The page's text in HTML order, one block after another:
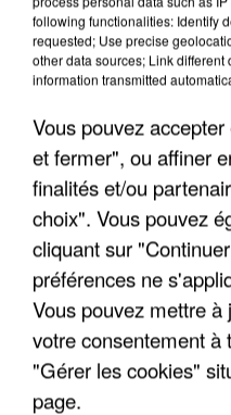
UNE TOURISTE DE
COULÉE DE BOUE EN
following functionalities: Identify
requested; Use precise
other data sources; Link
information transmitted
Vous pouvez
et fermer", ou affiner
finalités et/ou
choix". Vous pouvez
cliquant sur
préférences ne
Vous pouvez mettre
votre consentement à
"Gérer les cookies"
page.